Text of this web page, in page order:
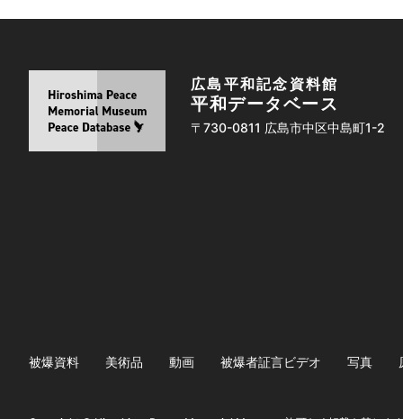
広島平和記念資料館
平和データベース
〒730-0811 広島市中区中島町1-2
被爆資料 美術品 動画 被爆者証言ビデオ 写真